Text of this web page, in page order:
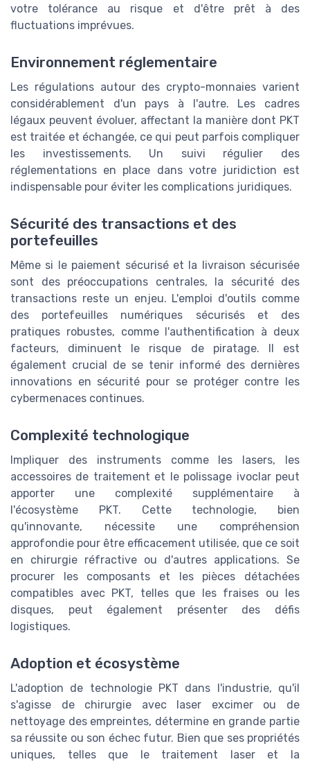
votre tolérance au risque et d'être prêt à des
fluctuations imprévues.
Environnement réglementaire
Les régulations autour des crypto-monnaies varient
considérablement d'un pays à l'autre. Les cadres
légaux peuvent évoluer, affectant la manière dont PKT
est traitée et échangée, ce qui peut parfois compliquer
les investissements. Un suivi régulier des
réglementations en place dans votre juridiction est
indispensable pour éviter les complications juridiques.
Sécurité des transactions et des
portefeuilles
Même si le paiement sécurisé et la livraison sécurisée
sont des préoccupations centrales, la sécurité des
transactions reste un enjeu. L'emploi d'outils comme
des portefeuilles numériques sécurisés et des
pratiques robustes, comme l'authentification à deux
facteurs, diminuent le risque de piratage. Il est
également crucial de se tenir informé des dernières
innovations en sécurité pour se protéger contre les
cybermenaces continues.
Complexité technologique
Impliquer des instruments comme les lasers, les
accessoires de traitement et le polissage ivoclar peut
apporter une complexité supplémentaire à
l'écosystème PKT. Cette technologie, bien
qu'innovante, nécessite une compréhension
approfondie pour être efficacement utilisée, que ce soit
en chirurgie réfractive ou d'autres applications. Se
procurer les composants et les pièces détachées
compatibles avec PKT, telles que les fraises ou les
disques, peut également présenter des défis
logistiques.
Adoption et écosystème
L'adoption de technologie PKT dans l'industrie, qu'il
s'agisse de chirurgie avec laser excimer ou de
nettoyage des empreintes, détermine en grande partie
sa réussite ou son échec futur. Bien que ses propriétés
uniques, telles que le traitement laser et la